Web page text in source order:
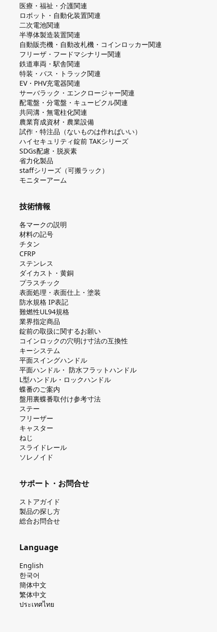
医療・福祉・介護関連
ロボット・自動化装置関連
二次電池関連
半導体製造装置関連
自動販売機・自動改札機・コインロッカー関連
フリーザ・フードマシナリー関連
鉄道車両・駅舎関連
特装・バス・トラック関連
EV・PHV充電器関連
サーバラック・エンクロージャー関連
配電盤・分電盤・キュービクル関連
共同溝・無電柱化関連
農業育成資材・農業設備
試作・特注品（ないものは作ればいい）
ハイセキュリティ錠前 TAKシリーズ
SDGs配慮・脱炭素
省力化製品
staffシリーズ（可搬ラック）
モニターアーム
技術情報
各マークの説明
材料の記号
チタン
CFRP
ステンレス
ダイカスト・⻩銅
プラスチック
表面処理・表面仕上・塗装
防⽔規格 IP表記
難燃性UL94規格
業界指定商品
錠前の取扱に関するお願い
コインロックの⽳明け⼨法の互換性
キーシステム
平⾯スイングハンドル
平⾯ハンドル・ 防⽔フラットハンドル
L型ハンドル・ロックハンドル
蝶番のご案内
盤⽤裏蝶番取付け参考⼨法
ステー
フリーザー
キャスター
ねじ
スライドレール
ソレノイド
サポート・お問合せ
ストアガイド
製品の探し⽅
総合お問合せ
Language
English
한국어
簡体中文
繁体中文
ประเทศไทย